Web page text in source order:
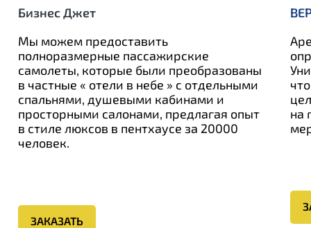
Бизнес Джет
Мы можем предоставить
полноразмерные пассажирские
самолеты, которые были преобразованы
в частные « отели в небе » с отдельными
спальнями, душевыми кабинами и
просторными салонами, предлагая опыт
в стиле люксов в пентхаусе за 20000
человек.
ЗАКАЗАТЬ
на